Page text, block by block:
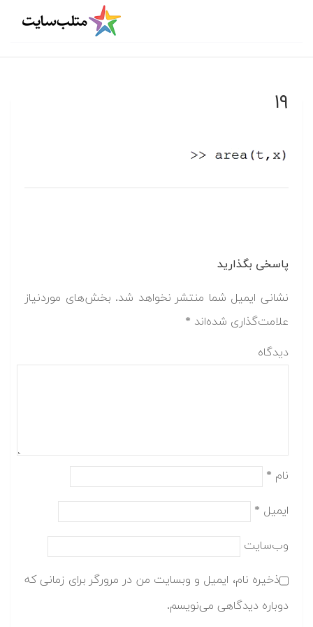
۱۹
پاسخی بگذارید
نشانی ایمیل شما منتشر نخواهد شد. بخش‌های موردنیاز
علامت‌گذاری شده‌اند *
دیدگاه
نام *
ایمیل *
وب‌سایت
ذخیره نام، ایمیل و وبسایت من در مرورگر برای زمانی که
دوباره دیدگاهی می‌نویسم.